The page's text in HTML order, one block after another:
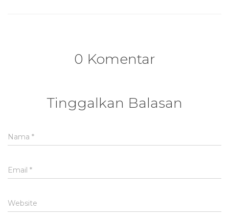
0 Komentar
Tinggalkan Balasan
Nama *
Email *
Website